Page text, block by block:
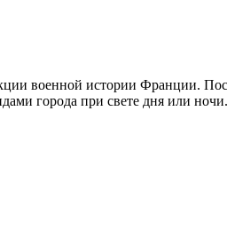
военной истории Франции.
города при свете дня или ночи.